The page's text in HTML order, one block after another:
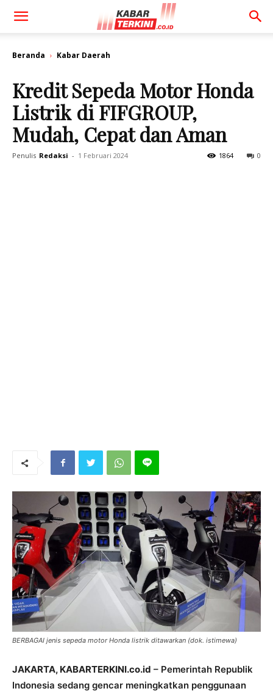
Beranda Kabar Daerah
Kredit Sepeda Motor Honda
Listrik di FIFGROUP,
Mudah, Cepat dan Aman
Penulis Redaksi - 1 Februari 2024 0
1864
BERBAGAI jenis sepeda motor Honda listrik ditawarkan (dok. istimewa)
JAKARTA, KABARTERKINI.co.id – Pemerintah Republik
Indonesia sedang gencar meningkatkan penggunaan